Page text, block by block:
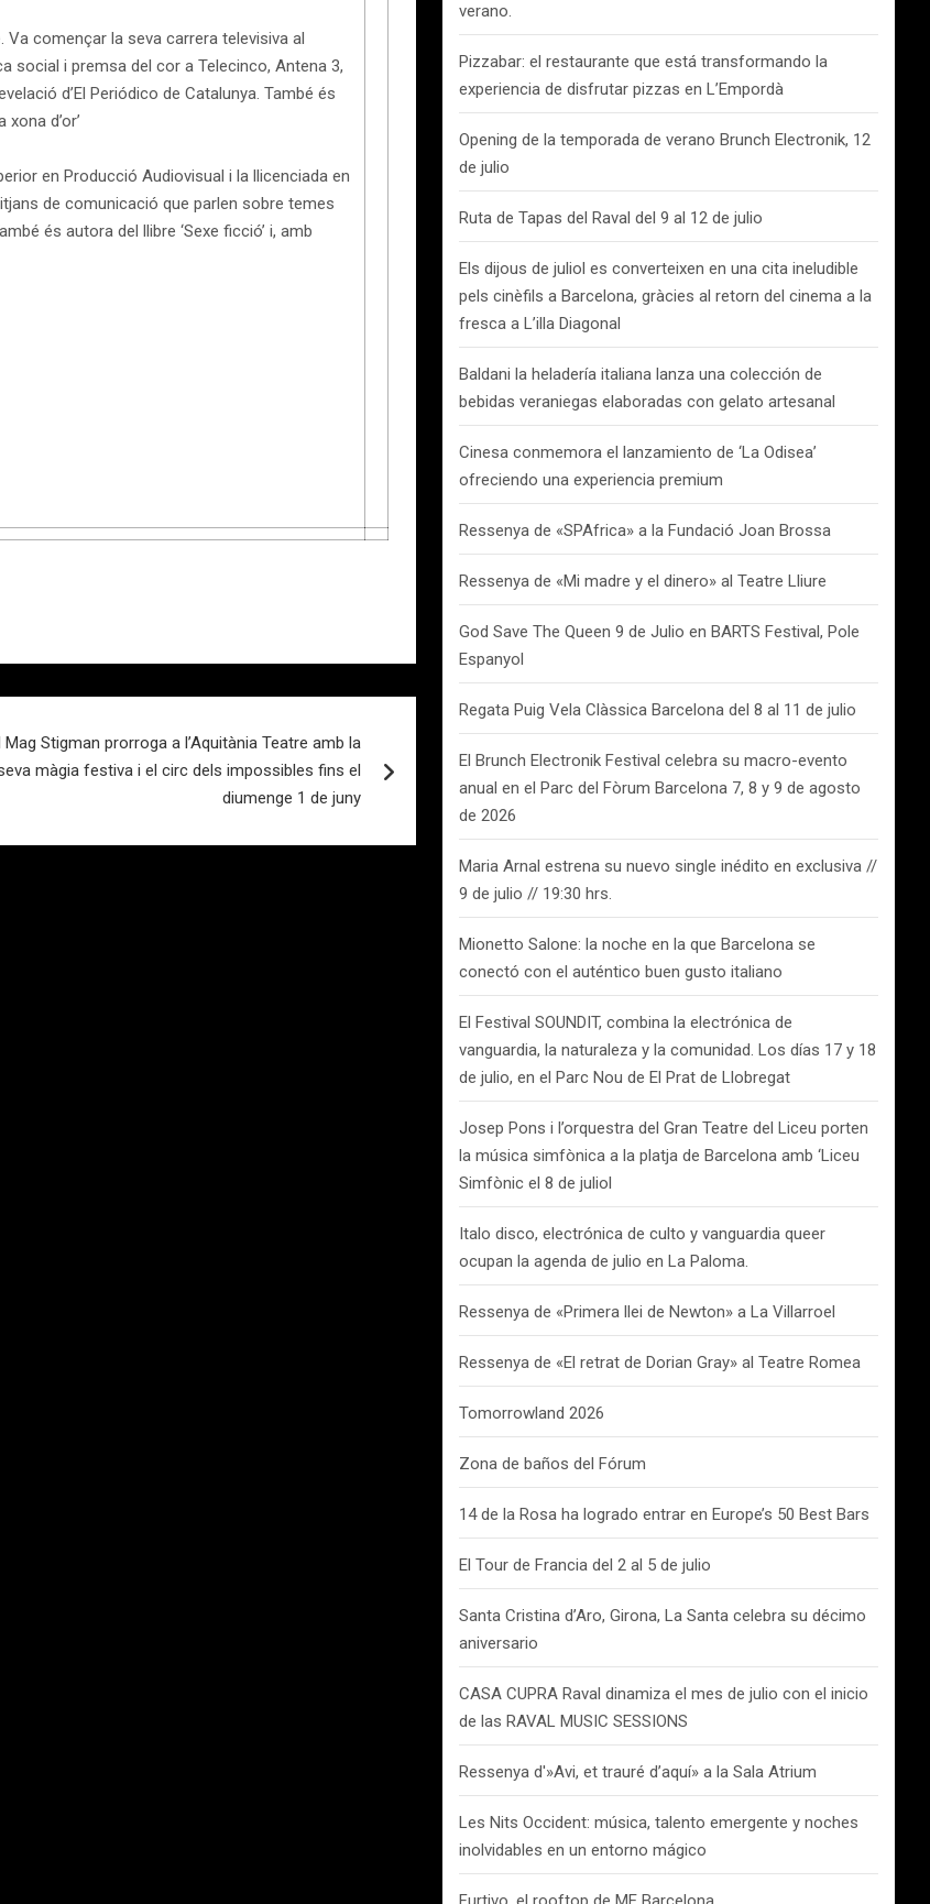
començar la seva carrera televisiva al
social i premsa del cor a Telecinco, Antena 3,
d’El Periódico de Catalunya. També és
d’or’
en Producció Audiovisual i la llicenciada en
de comunicació que parlen sobre temes
és autora del llibre ‘Sexe ficció’ i, amb
Mag Stigman prorroga a l’Aquitània Teatre amb la
màgia festiva i el circ dels impossibles fins el
diumenge 1 de juny
verano.
Pizzabar: el restaurante que está transformando la
experiencia de disfrutar pizzas en L’Empordà
Opening de la temporada de verano Brunch Electronik, 12
de julio
Ruta de Tapas del Raval del 9 al 12 de julio
Els dijous de juliol es converteixen en una cita ineludible
pels cinèfils a Barcelona, gràcies al retorn del cinema a la
fresca a L’illa Diagonal
Baldani la heladería italiana lanza una colección de
bebidas veraniegas elaboradas con gelato artesanal
Cinesa conmemora el lanzamiento de ‘La Odisea’
ofreciendo una experiencia premium
Ressenya de «SPAfrica» a la Fundació Joan Brossa
Ressenya de «Mi madre y el dinero» al Teatre Lliure
God Save The Queen 9 de Julio en BARTS Festival, Pole
Espanyol
Regata Puig Vela Clàssica Barcelona del 8 al 11 de julio
El Brunch Electronik Festival celebra su macro-evento
anual en el Parc del Fòrum Barcelona 7, 8 y 9 de agosto
de 2026
Maria Arnal estrena su nuevo single inédito en exclusiva //
9 de julio // 19:30 hrs.
Mionetto Salone: la noche en la que Barcelona se
conectó con el auténtico buen gusto italiano
El Festival SOUNDIT, combina la electrónica de
vanguardia, la naturaleza y la comunidad. Los días 17 y 18
de julio, en el Parc Nou de El Prat de Llobregat
Josep Pons i l’orquestra del Gran Teatre del Liceu porten
la música simfònica a la platja de Barcelona amb ‘Liceu
Simfònic el 8 de juliol
Italo disco, electrónica de culto y vanguardia queer
ocupan la agenda de julio en La Paloma.
Ressenya de «Primera llei de Newton» a La Villarroel
Ressenya de «El retrat de Dorian Gray» al Teatre Romea
Tomorrowland 2026
Zona de baños del Fórum
14 de la Rosa ha logrado entrar en Europe’s 50 Best Bars
El Tour de Francia del 2 al 5 de julio
Santa Cristina d’Aro, Girona, La Santa celebra su décimo
aniversario
CASA CUPRA Raval dinamiza el mes de julio con el inicio
de las RAVAL MUSIC SESSIONS
Ressenya d'»Avi, et trauré d’aquí» a la Sala Atrium
Les Nits Occident: música, talento emergente y noches
inolvidables en un entorno mágico